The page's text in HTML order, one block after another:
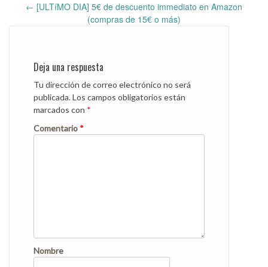
navigation
← [ULTíMO DIA] 5€ de descuento immediato en Amazon
(compras de 15€ o más)
Deja una respuesta
Tu dirección de correo electrónico no será
publicada.Los campos obligatorios están
marcados con *
Comentario *
Nombre